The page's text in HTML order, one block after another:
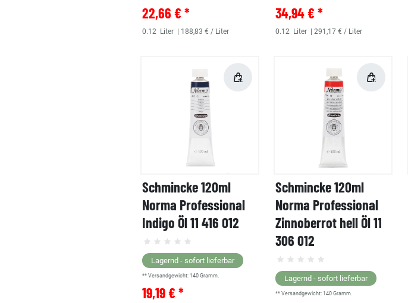
22,66 € *
0.12 Liter | 188,83 € / Liter
34,94 € *
0.12 Liter | 291,17 € / Liter
Schmincke 120ml
Norma Professional
Indigo Öl 11 416 012
Lagernd - sofort lieferbar
** Versandgewicht: 140 Gramm.
19,19 € *
Schmincke 120ml
Norma Professional
Zinnoberrot hell Öl 11
306 012
Lagernd - sofort lieferbar
** Versandgewicht: 140 Gramm.